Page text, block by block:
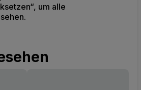
um alle